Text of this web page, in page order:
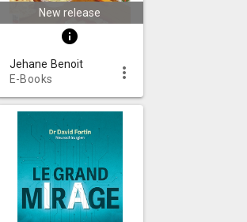
New release
info
Jehane Benoit
E-Books
more_vert